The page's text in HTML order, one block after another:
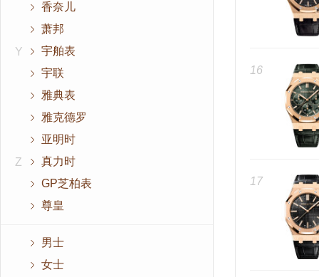
香奈儿
萧邦
Y
宇舶表
宇联
雅典表
雅克德罗
亚明时
Z
真力时
GP芝柏表
尊皇
男士
女士
16
17